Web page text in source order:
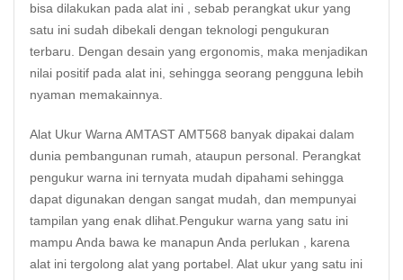
bisa dilakukan pada alat ini , sebab perangkat ukur yang
satu ini sudah dibekali dengan teknologi pengukuran
terbaru. Dengan desain yang ergonomis, maka menjadikan
nilai positif pada alat ini, sehingga seorang pengguna lebih
nyaman memakainnya.
Alat Ukur Warna AMTAST AMT568 banyak dipakai dalam
dunia pembangunan rumah, ataupun personal. Perangkat
pengukur warna ini ternyata mudah dipahami sehingga
dapat digunakan dengan sangat mudah, dan mempunyai
tampilan yang enak dlihat.Pengukur warna yang satu ini
mampu Anda bawa ke manapun Anda perlukan , karena
alat ini tergolong alat yang portabel. Alat ukur yang satu ini